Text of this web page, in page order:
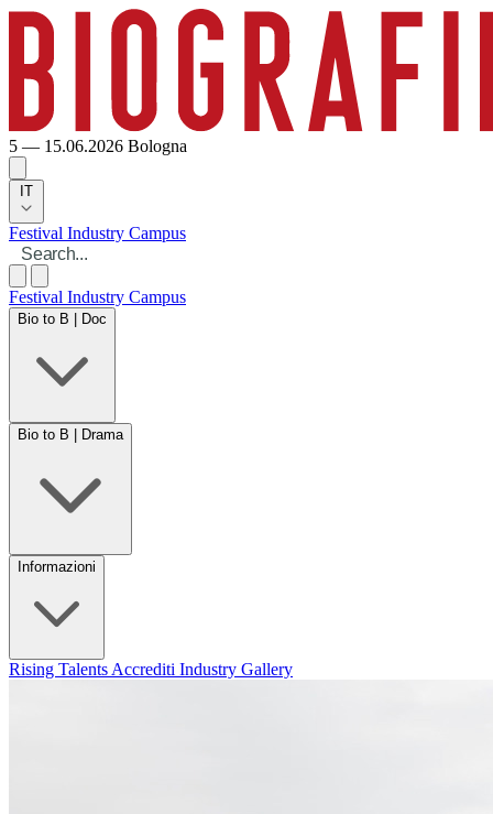
5 — 15.06.2026 Bologna
IT
Festival Industry Campus
Festival Industry Campus
Bio to B | Doc
Bio to B | Drama
Informazioni
Rising Talents Accrediti Industry Gallery